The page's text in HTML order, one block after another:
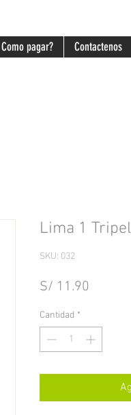
Como pagar? Contactenos
Lima 1 Tripel
SKU: 032
S/ 11.90
Cantidad *